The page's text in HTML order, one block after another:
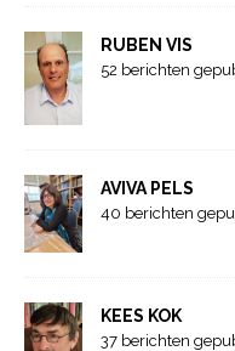
RUBEN VIS
52 berichten
AVIVA PELS
40 berichten
KEES KOK
37 berichten